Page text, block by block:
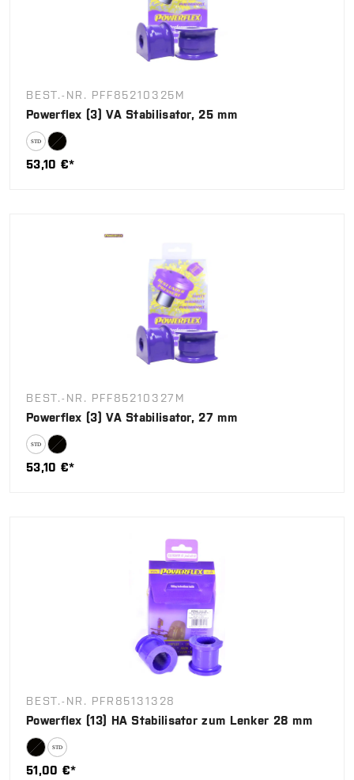
BEST.-NR. PFF85210325M
Powerflex (3) VA Stabilisator, 25 mm
53,10 €*
BEST.-NR. PFF85210327M
Powerflex (3) VA Stabilisator, 27 mm
53,10 €*
BEST.-NR. PFR85131328
Powerflex (13) HA Stabilisator zum Lenker 28 mm
51,00 €*